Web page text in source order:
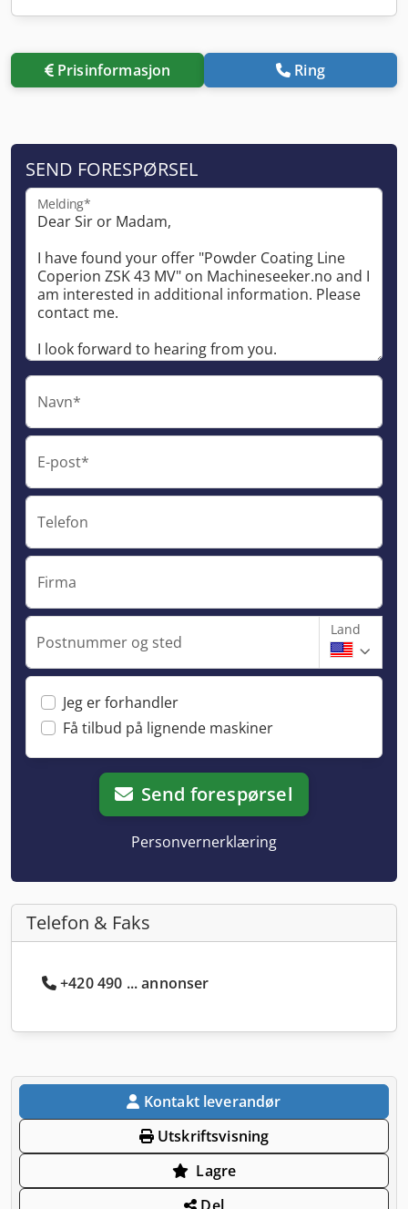
Prisinformasjon Ring
SEND FORESPØRSEL
Melding*
Navn*
E-post*
Telefon
Firma
Postnummer og sted
Land
Jeg er forhandler
Få tilbud på lignende maskiner
Send forespørsel
Personvernerklæring
Telefon & Faks
+420 490 ... annonser
Kontakt leverandør
Utskriftsvisning
Lagre